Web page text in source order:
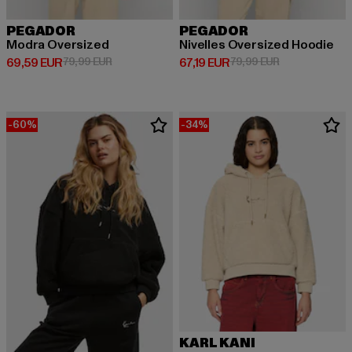
PEGADOR
Modra Oversized
69,59 EUR
Derzeitiger Preis: 69,59 EUR
79,99 EURAktionspreis: 79,99 EUR
PEGADOR
Nivelles Oversized Hoodie
67,19 EUR
Derzeitiger Preis: 67,19 EUR
79,99 EURAktionspreis:
-60% -34%
KARL KANI